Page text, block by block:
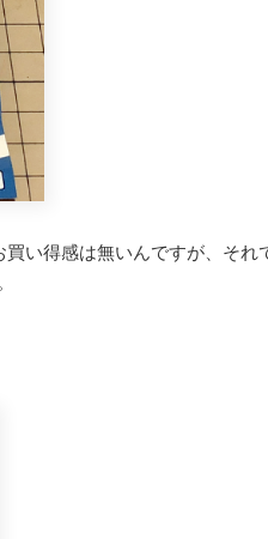
い得感は無いんですが、そ